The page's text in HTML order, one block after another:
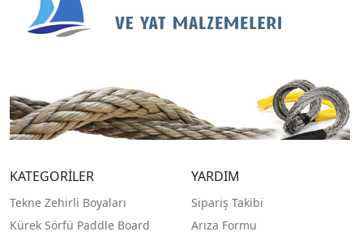
KATEGORİLER
Tekne Zehirli Boyaları
Kürek Sörfü Paddle Board
YARDIM
Sipariş Takibi
Arıza Formu